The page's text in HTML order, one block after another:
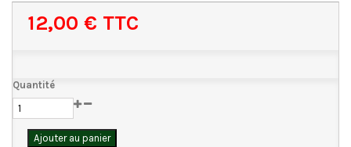
12,00 € TTC
Quantité
Ajouter au panier